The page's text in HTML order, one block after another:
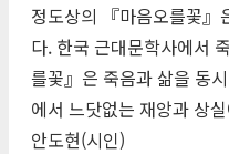
정도상의 『마음오를꽃』
다. 한국 근대문학사에서
를꽃』은 죽음과 삶을 동
에서 느닷없는 재앙과 상
안도현(시인)